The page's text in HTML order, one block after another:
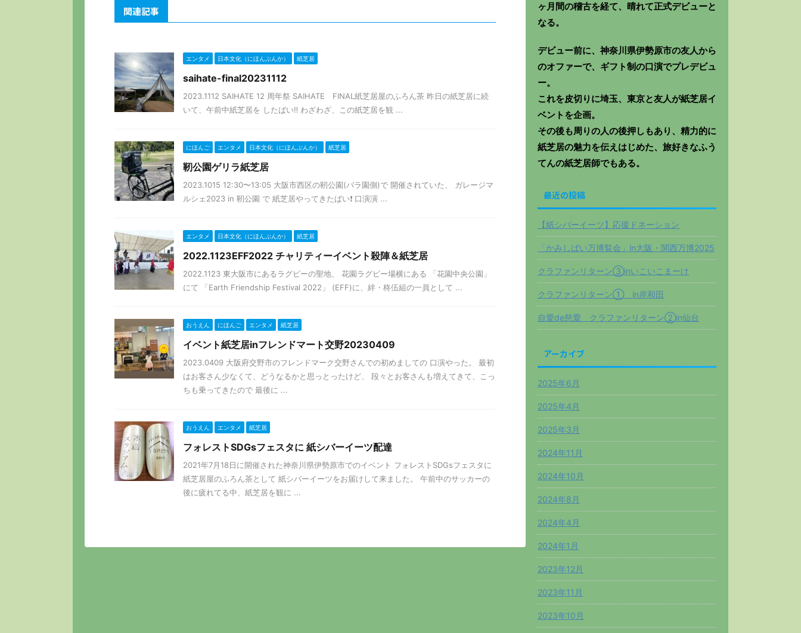
関連記事
エンタメ 日本文化（にほんぶんか） 紙芝居
saihate-final20231112
2023.1112 SAIHATE 12 周年祭 SAIHATE FINAL紙芝居屋のふろん茶 昨日の紙芝居に続
いて、午前中紙芝居を したばい‼️ わざわざ、この紙芝居を観 ...
にほんご エンタメ 日本文化（にほんぶんか） 紙芝居
靭公園ゲリラ紙芝居
2023.1015 12:30〜13:05 大阪市西区の靭公園(バラ園側)で 開催されていた、 ガレージマ
ルシェ2023 in 靭公園 で 紙芝居やってきたばい❗️ 口演演 ...
エンタメ 日本文化（にほんぶんか） 紙芝居
2022.1123EFF2022 チャリティーイベント殺陣＆紙芝居
2022.1123 東大阪市にあるラグビーの聖地、 花園ラグビー場横にある 「花園中央公園」
にて 「Earth Friendship Festival 2022」 (EFF)に、絆・柊伍組の一員として ...
おうえん にほんご エンタメ 紙芝居
イベント紙芝居inフレンドマート交野20230409
2023.0409 大阪府交野市のフレンドマーク交野さんでの初めましての 口演やった。 最初
はお客さん少なくて、どうなるかと思っとったけど、 段々とお客さんも増えてきて、こっ
ちも乗ってきたので 最後に ...
おうえん エンタメ 紙芝居
フォレストSDGsフェスタに 紙シバーイーツ配達
2021年7月18日に開催された神奈川県伊勢原市でのイベント フォレストSDGsフェスタに
紙芝居屋のふろん茶として 紙シバーイーツをお届けして来ました。 午前中のサッカーの
後に疲れてる中、紙芝居を観に ...
ヶ月間の稽古を経て、晴れて正式デビューと
なる。
デビュー前に、神奈川県伊勢原市の友人から
のオファーで、ギフト制の口演でプレデビュ
ー。
これを皮切りに埼玉、東京と友人が紙芝居イ
ベントを企画。
その後も周りの人の後押しもあり、精力的に
紙芝居の魅力を伝えはじめた、旅好きなふう
てんの紙芝居師でもある。
最近の投稿
【紙シバーイーツ】応援ドネーション
「かみしばい万博覧会」in大阪・関西万博2025
クラファンリターン③inいこいこまーけ
クラファンリターン① in岸和田
自愛de慈愛 クラファンリターン②in仙台
アーカイブ
2025年6月
2025年4月
2025年3月
2024年11月
2024年10月
2024年8月
2024年4月
2024年1月
2023年12月
2023年11月
2023年10月